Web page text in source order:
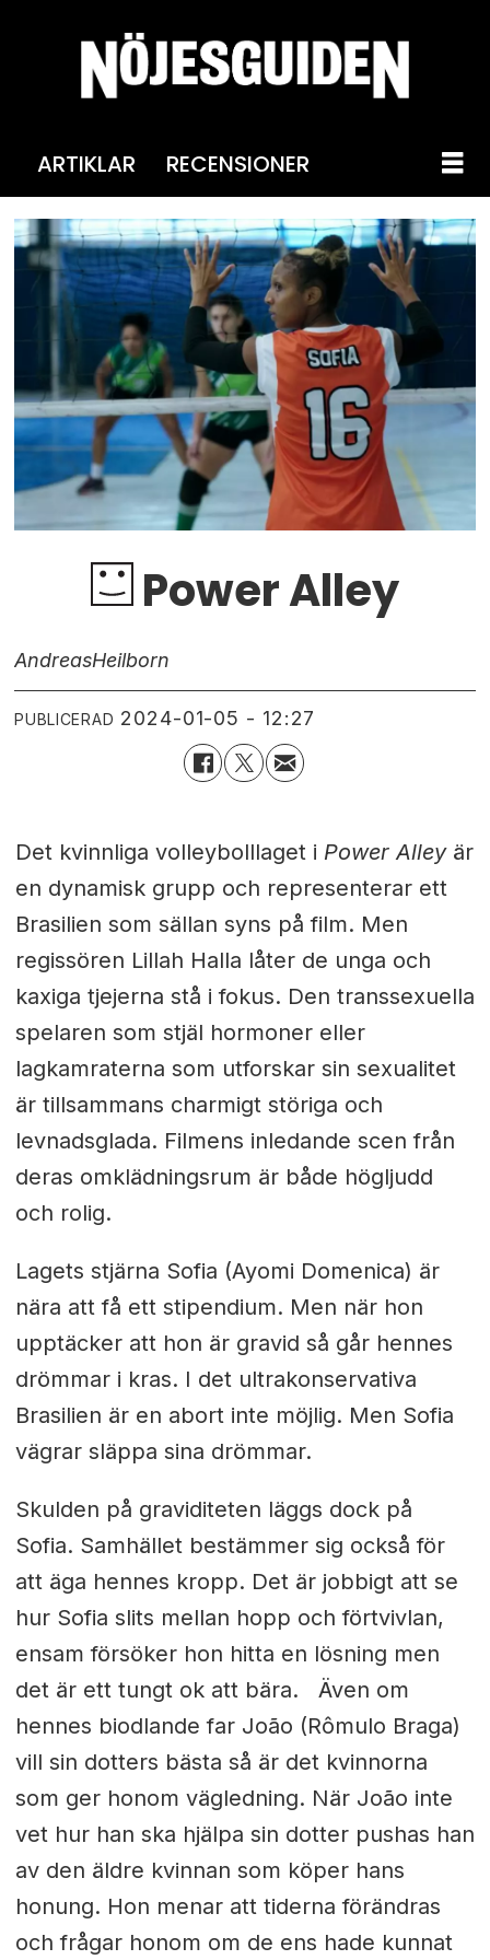
ARTIKLAR RECENSIONER
Power Alley
AndreasHeilborn
PUBLICERAD 2024-01-05 - 12:27
Det kvinnliga volleybolllaget i Power Alleyär
en dynamisk grupp och representerar ett
Brasilien som sällan syns på film. Men
regissören Lillah Halla låter de unga och
kaxiga tjejerna stå i fokus. Den transsexuella
spelaren som stjäl hormoner eller
lagkamraterna som utforskar sin sexualitet
är tillsammans charmigt störiga och
levnadsglada. Filmens inledande scen från
deras omklädningsrum är både högljudd
och rolig.
Lagets stjärna Sofia (Ayomi Domenica) är
nära att få ett stipendium. Men när hon
upptäcker att hon är gravid så går hennes
drömmar i kras. I det ultrakonservativa
Brasilien är en abort inte möjlig. Men Sofia
vägrar släppa sina drömmar.
Skulden på graviditeten läggs dock på
Sofia. Samhället bestämmer sig också för
att äga hennes kropp. Det är jobbigt att se
hur Sofia slits mellan hopp och förtvivlan,
ensam försöker hon hitta en lösning men
det är ett tungt ok att bära. Även om
hennes biodlande far João (Rômulo Braga)
vill sin dotters bästa så är det kvinnorna
som ger honom vägledning. När João inte
vet hur han ska hjälpa sin dotter pushas han
av den äldre kvinnan som köper hans
honung. Hon menar att tiderna förändras
och frågar honom om de ens hade kunnat